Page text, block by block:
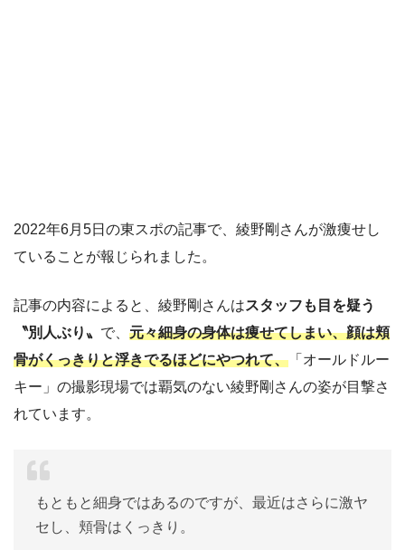
2022年6月5日の東スポの記事で、綾野剛さんが激痩せし
ていることが報じられました。
記事の内容によると、綾野剛さんはスタッフも目を疑う
〝別人ぶり〟 で、 元々細身の身体は痩せてしまい、顔は頬
骨がくっきりと浮きでるほどにやつれて、 「オールドルー
キー」の撮影現場では覇気のない綾野剛さんの姿が目撃さ
れています。
もともと細身ではあるのですが、最近はさらに激ヤ
セし、頬骨はくっきり。